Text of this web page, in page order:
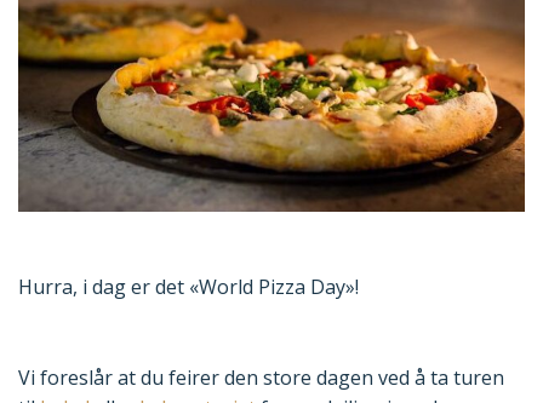
Hurra, i dag er det «World Pizza Day»!
Vi foreslår at du feirer den store dagen ved å ta turen